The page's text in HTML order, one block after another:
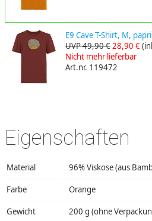
E9 Cave T-Shirt, M,
UVP 49,90 €28,90 €
Nicht mehr lieferbar
Art.nr. 119472
Eigenschaften
Material 96% Viskose (aus
Farbe Orange
Gewicht 200 g (ohne